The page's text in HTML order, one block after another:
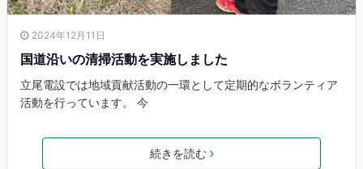
2024年12月11日
国道沿いの清掃活動を実施しました
立尾電設では地域貢献活動の一環として定期的なボランティア
活動を行っています。 今
続きを読む